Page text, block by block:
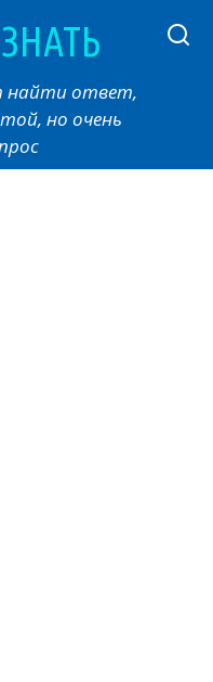
найти ответ,
но очень